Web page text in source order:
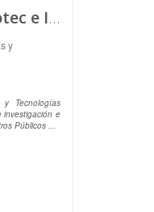
Conahcyt, CentroGeo, Infotec e Instituto Mora organizan Datatón Infantil para niñas y niños de 9 a 12 años
y
y Tecnologías
investigación e
Públicos ...